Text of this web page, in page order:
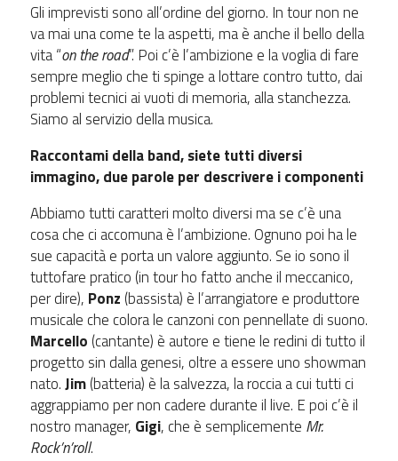
Gli imprevisti sono all’ordine del giorno. In tour non ne
va mai una come te la aspetti, ma è anche il bello della
vita “on the road”. Poi c’è l’ambizione e la voglia di fare
sempre meglio che ti spinge a lottare contro tutto, dai
problemi tecnici ai vuoti di memoria, alla stanchezza.
Siamo al servizio della musica.
Raccontami della band, siete tutti diversi
immagino, due parole per descrivere i componenti
Abbiamo tutti caratteri molto diversi ma se c’è una
cosa che ci accomuna è l’ambizione. Ognuno poi ha le
sue capacità e porta un valore aggiunto. Se io sono il
tuttofare pratico (in tour ho fatto anche il meccanico,
per dire), Ponz (bassista) è l’arrangiatore e produttore
musicale che colora le canzoni con pennellate di suono.
Marcello (cantante) è autore e tiene le redini di tutto il
progetto sin dalla genesi, oltre a essere uno showman
nato.Jim(batteria) è la salvezza, la roccia a cui tutti ci
aggrappiamo per non cadere durante il live. E poi c’è il
nostro manager, Gigi, che è semplicemente Mr.
Rock’n’roll.